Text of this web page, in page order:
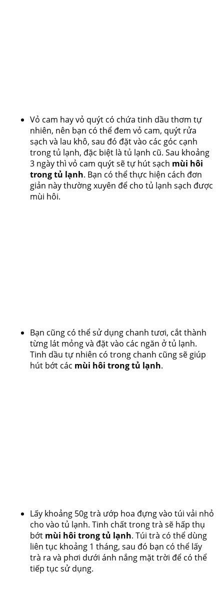
Vỏ cam hay vỏ quýt có chứa tinh dầu thơm tự
nhiên, nên bạn có thể đem vỏ cam, quýt rửa
sạch và lau khô, sau đó đặt vào các góc cạnh
trong tủ lạnh, đặc biệt là tủ lạnh cũ. Sau khoảng
3 ngày thì vỏ cam quýt sẽ tự hút sạch mùi hôi
trong tủ lạnh. Bạn có thể thực hiện cách đơn
giản này thường xuyên để cho tủ lạnh sạch được
mùi hôi.
Bạn cũng có thể sử dụng chanh tươi, cắt thành
từng lát mỏng và đặt vào các ngăn ở tủ lạnh.
Tinh dầu tự nhiên có trong chanh cũng sẽ giúp
hút bớt các mùi hôi trong tủ lạnh.
Lấy khoảng 50g trà ướp hoa đựng vào túi vải nhỏ
cho vào tủ lạnh. Tinh chất trong trà sẽ hấp thụ
bớt mùi hôi trong tủ lạnh. Túi trà có thể dùng
liên tục khoảng 1 tháng, sau đó bạn có thể lấy
trà ra và phơi dưới ánh nắng mặt trời để có thể
tiếp tục sử dụng.